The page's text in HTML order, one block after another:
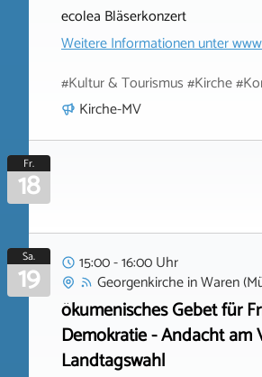
ecolea Bläserkonzert
Weitere Informationen unter
#Kultur & Tourismus #Kirche
Kirche-MV
Fr.
18
Sa.
19
15:00 - 16:00 Uhr
GeorgenkircheinWaren
ökumenisches Gebet für
Demokratie - Andacht am
Landtagswahl